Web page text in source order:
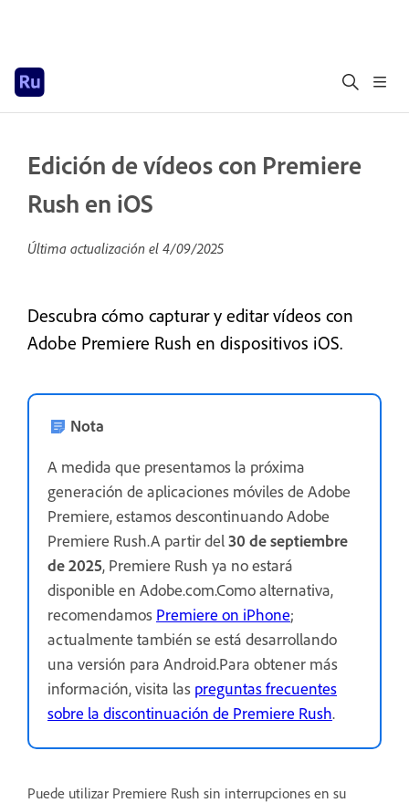
Edición de vídeos con Premiere
Rush en iOS
Última actualización el 4/09/2025
Descubra cómo capturar y editar vídeos con
Adobe Premiere Rush en dispositivos iOS.
Nota
A medida que presentamos la próxima
generación de aplicaciones móviles de Adobe
Premiere, estamos descontinuando Adobe
Premiere Rush.A partir del30 de septiembre
de 2025, Premiere Rush ya no estará
disponible en Adobe.com.Como alternativa,
recomendamos Premiere on iPhone;
actualmente también se está desarrollando
una versión para Android.Para obtener más
información, visita las preguntas frecuentes
sobre la discontinuación de Premiere Rush.
Puede utilizar Premiere Rush sin interrupciones en su